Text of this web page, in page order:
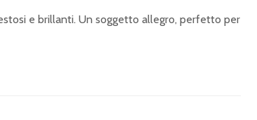
e brillanti. Un soggetto allegro, perfetto per